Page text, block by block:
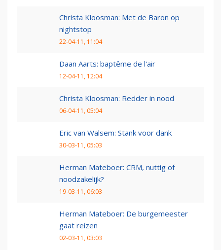
Christa Kloosman: Met de Baron op
nightstop
22-04-11, 11:04
Daan Aarts: baptême de l'air
12-04-11, 12:04
Christa Kloosman: Redder in nood
06-04-11, 05:04
Eric van Walsem: Stank voor dank
30-03-11, 05:03
Herman Mateboer: CRM, nuttig of
noodzakelijk?
19-03-11, 06:03
Herman Mateboer: De burgemeester
gaat reizen
02-03-11, 03:03